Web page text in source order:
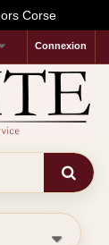
Corse
Connexion